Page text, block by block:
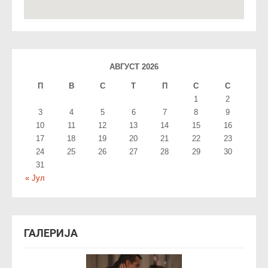
АВГУСТ 2026
П В С T П С С
« Јул
1
2
3
4 5 6 7 8
9
10
11 12 13 14 15
16
17
18 19 20 21 22
23
24
25 26 27 28 29
30
31
ГАЛЕРИЈА